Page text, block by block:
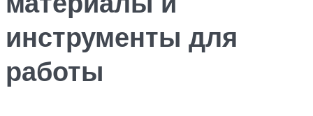
инструменты для
работы